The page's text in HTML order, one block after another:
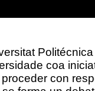
coa
con